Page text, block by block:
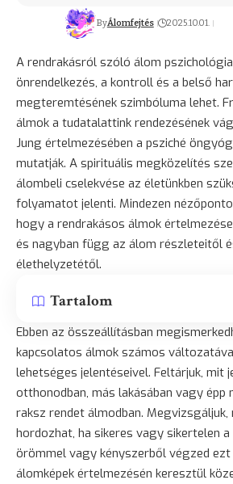
ByÁlomfejtés 2025.10.01.
A rendrakásról szóló álom
önrendelkezés, a kontroll és a belső
megteremtésének szimbóluma lehet.
álmok a tudatalattink rendezésének
Jung értelmezésében a psziché
mutatják. A spirituális megközelítés
álombeli cselekvése az életünkben
folyamatot jelenti. Mindezen
hogy a rendrakásos álmok
és nagyban függ az álom részleteitől
élethelyzetétől.
Tartalom
Ebben az összeállításban
kapcsolatos álmok számos
lehetséges jelentéseivel. Feltárjuk, mit
otthonodban, más lakásában vagy épp
raksz rendet álmodban.
hordozhat, ha sikeres vagy sikertelen
örömmel vagy kényszerből végzed
álomképek értelmezésén keresztül